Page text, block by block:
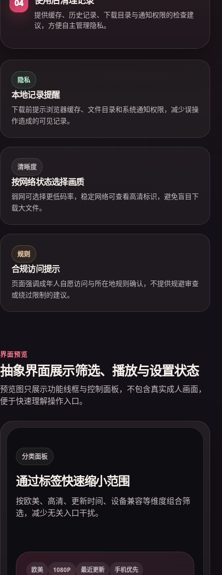
04
提供缓存、历史记录、下载目录与通知权限的检查建
议，方便自主管理隐私。
隐私
本地记录提醒
下载前提示浏览器缓存、文件目录和系统通知权限，减少误操
作造成的可见记录。
清晰度
按网络状态选择画质
弱网可选择更低码率，稳定网络可查看高清标识，避免盲目下
载大文件。
规则
合规访问提示
页面强调成年人自愿访问与所在地规则确认，不提供规避审查
或绕过限制的建议。
界面预览
抽象界面展示筛选、播放与设置状态
预览图只展示功能线框与控制面板，不包含真实成人画面，
便于快速理解操作入口。
分类面板
通过标签快速缩小范围
按欧美、高清、更新时间、设备兼容等维度组合筛
选，减少无关入口干扰。
欧美 1080P 最近更新 手机优先